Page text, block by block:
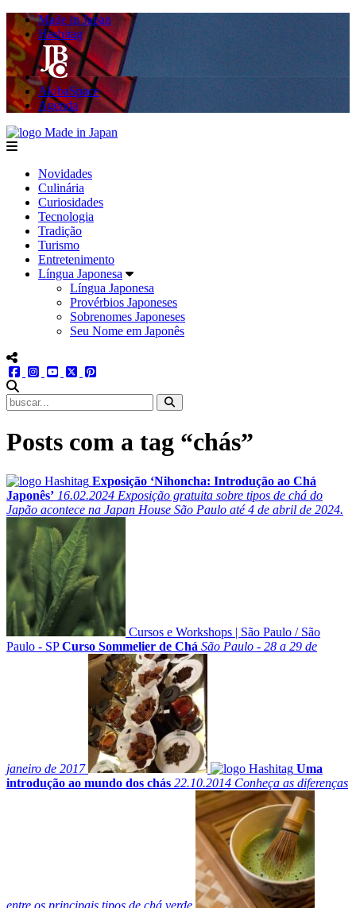
Made in Japan
Hashitag
AkibaSpace
Agenda
menu
Novidades
Culinária
Curiosidades
Tecnologia
Tradição
Turismo
Entretenimento
Língua Japonesa
Língua Japonesa
Provérbios Japoneses
Sobrenomes Japoneses
Seu Nome em Japonês
menu redes social
facebookinstagram
youtube
twitter
Posts com a tag “chás”
Exposição ‘Nihoncha: Introdução ao Chá
Japonês’ 16.02.2024 Exposição gratuita sobre tipos de chá do
Japão acontece na Japan House São Paulo até 4 de abril de 2024.
Cursos e Workshops | São Paulo / São
Paulo - SP Curso Sommelier de Chá São Paulo - 28 a 29 de
janeiro de 2017
Uma
introdução ao mundo dos chás 22.10.2014 Conheça as diferenças
entre os principais tipos de chá verde